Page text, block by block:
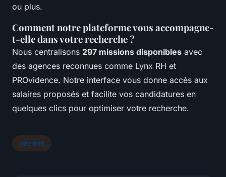
ou plus.
Comment notre plateforme vous accompagne-
t-elle dans votre recherche ?
Nous centralisons 297 missions disponibles avec
des agences reconnues comme Lynx RH et
PROvidence. Notre interface vous donne accès aux
salaires proposés et facilite vos candidatures en
quelques clics pour optimiser votre recherche.
Internet